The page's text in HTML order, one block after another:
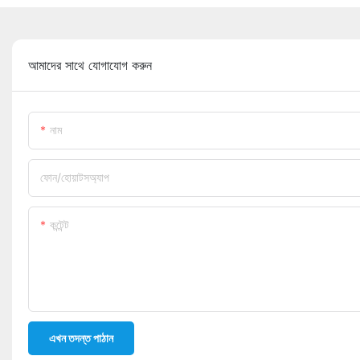
আমাদের সাথে যোগাযোগ করুন
নাম
ফোন/হোয়াটসঅ্যাপ
কন্টেন্ট
এখন তদন্ত পাঠান